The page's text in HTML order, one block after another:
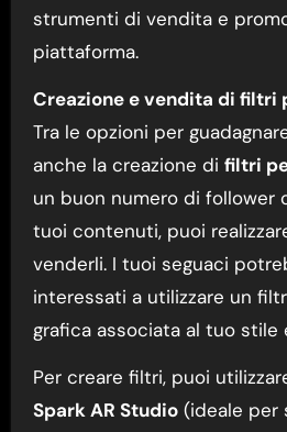
strumenti di vendita e
piattaforma.
Creazione e vendita di filtri
Tra le opzioni per
anche la creazione di filtri
un buon numero di follower
tuoi contenuti, puoi
venderli. I tuoi seguaci
interessati a utilizzare un
grafica associata al tuo stile
Per creare filtri, puoi
Spark AR Studio(ideale per